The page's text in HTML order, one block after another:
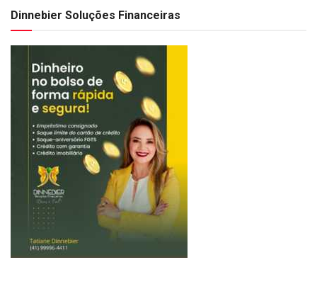
Dinnebier Soluções Financeiras